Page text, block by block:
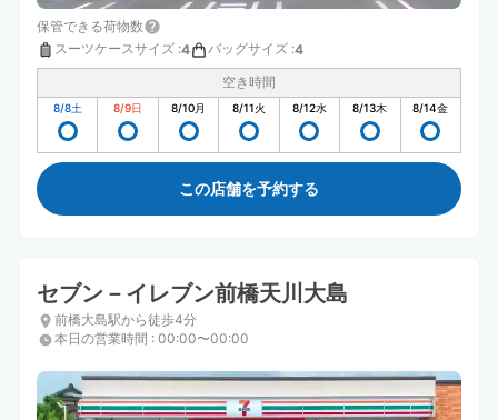
保管できる荷物数
スーツケースサイズ :4 バッグサイズ :4
空き時間
8/8土 8/9日 8/10月 8/11火 8/12水 8/13木 8/14金
この店舗を予約する
セブン－イレブン前橋天川大島
前橋大島駅から徒歩4分
本日の営業時間 : 00:00〜00:00